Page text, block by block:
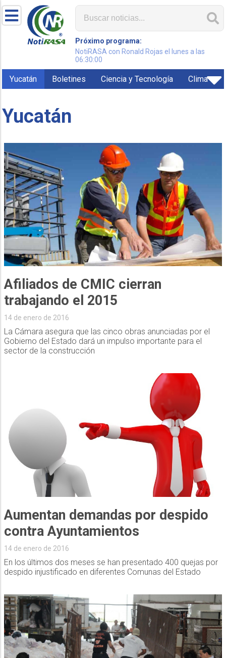
Próximo programa:
NotiRASA con Ronald Rojas el lunes a las
06:30:00
Yucatán Boletines Ciencia y Tecnología Clima
Yucatán
Afiliados de CMIC cierran
trabajando el 2015
14 de enero de 2016
La Cámara asegura que las cinco obras anunciadas por el
Gobierno del Estado dará un impulso importante para el
sector de la construcción
Aumentan demandas por despido
contra Ayuntamientos
14 de enero de 2016
En los últimos dos meses se han presentado 400 quejas por
despido injustificado en diferentes Comunas del Estado